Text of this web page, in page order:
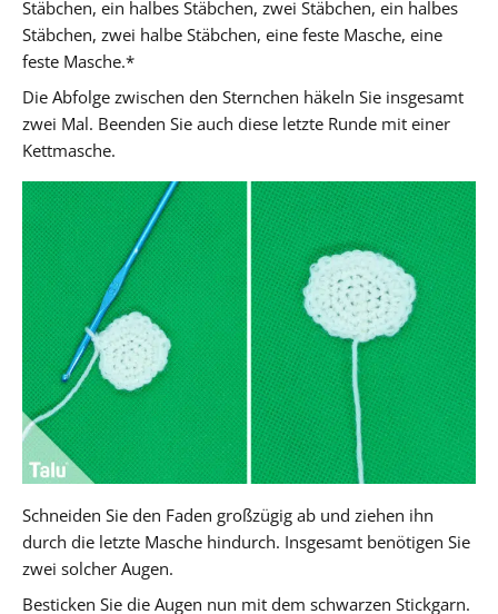
Stäbchen, ein halbes Stäbchen, zwei Stäbchen, ein halbes
Stäbchen, zwei halbe Stäbchen, eine feste Masche, eine
feste Masche.*
Die Abfolge zwischen den Sternchen häkeln Sie insgesamt
zwei Mal. Beenden Sie auch diese letzte Runde mit einer
Kettmasche.
Schneiden Sie den Faden großzügig ab und ziehen ihn
durch die letzte Masche hindurch. Insgesamt benötigen Sie
zwei solcher Augen.
Besticken Sie die Augen nun mit dem schwarzen Stickgarn.